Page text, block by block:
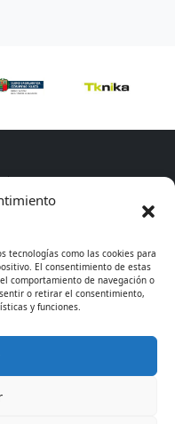
tecnologías como las cookies para
El consentimiento de estas
comportamiento de navegación o
o retirar el consentimiento,
y funciones.